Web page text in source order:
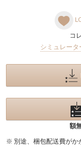
コ
シミュレータ
額
※ 別途、梱包配送費がか